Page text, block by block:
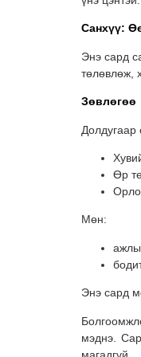
Санхүү:
Энэ сард
төлөвлөж,
Зөвлөгөө
Долдугаар
Өр
Мөн:
Энэ сард
мэднэ.
магадгүй.